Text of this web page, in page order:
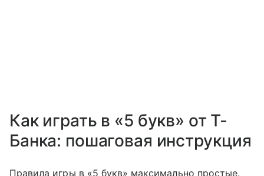
Как играть в «5 букв» от Т-
Банка: пошаговая инструкция
Правила игры в «5 букв» максимально простые.